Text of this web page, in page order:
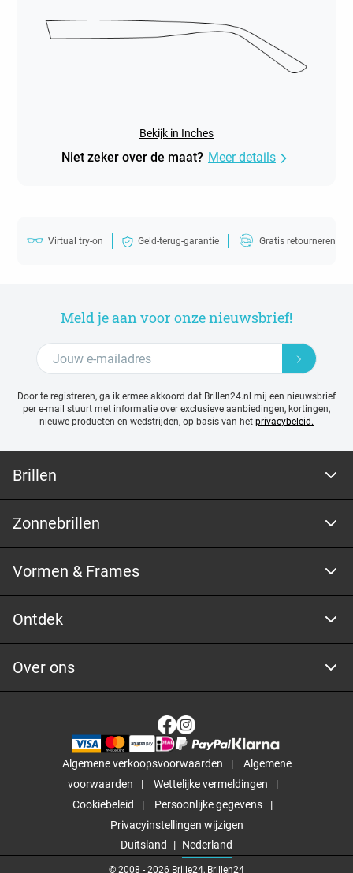
Bekijk in Inches
Niet zeker over de maat? Meer details
Virtual try-on Geld-terug-garantie Gratis retourneren
Meld je aan voor onze nieuwsbrief!
Door te registreren, ga ik ermee akkoord dat Brillen24.nl mij een nieuwsbrief
per e-mail stuurt met informatie over exclusieve aanbiedingen, kortingen,
nieuwe producten en wedstrijden, op basis van het privacybeleid.
Brillen
Zonnebrillen
Vormen & Frames
Ontdek
Over ons
Algemene verkoopsvoorwaarden
Algemene
voorwaarden
Wettelijke vermeldingen
Cookiebeleid
Persoonlijke gegevens
Privacyinstellingen wijzigen
Duitsland
Nederland
© 2008 - 2026 Brille24, Brillen24